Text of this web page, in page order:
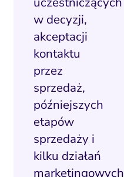
w decyzji,
akceptacji
kontaktu
przez
sprzedaż,
późniejszych
etapów
sprzedaży i
kilku działań
marketingowych